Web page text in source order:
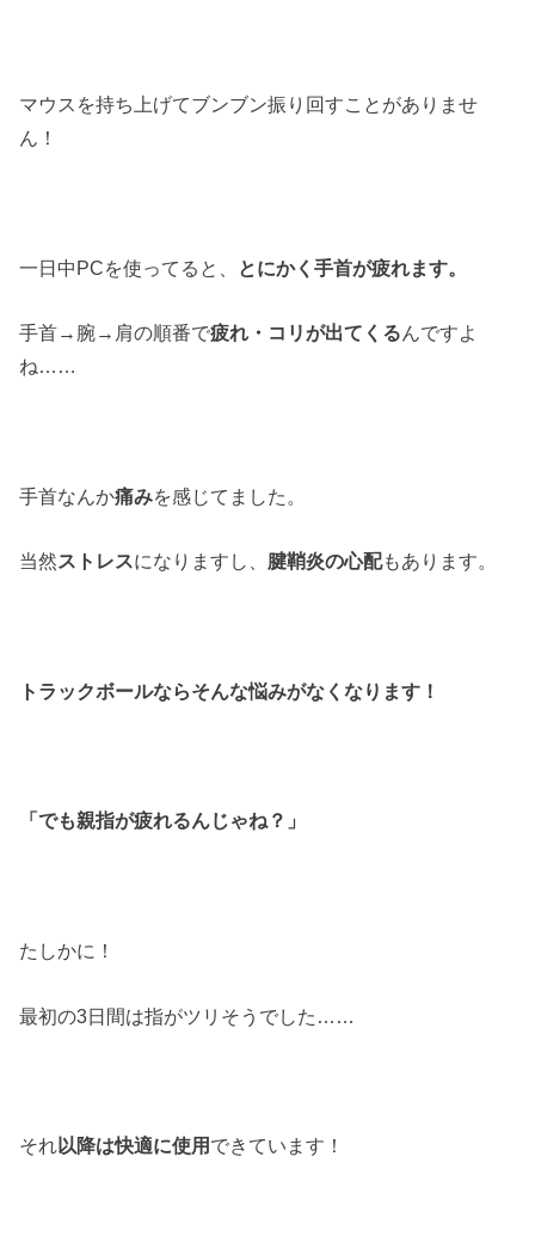
マウスを持ち上げてブンブン振り回すことがありませ
ん！
一日中PCを使ってると、 とにかく手首が疲れます。
手首→腕→肩の順番で疲れ・コリが出てくるんですよ
ね……
手首なんか痛みを感じてました。
当然ストレスになりますし、 腱鞘炎の心配もあります。
トラックボールならそんな悩みがなくなります！
「でも親指が疲れるんじゃね？」
たしかに！
最初の3日間は指がツリそうでした……
それ以降は快適に使用 できています！